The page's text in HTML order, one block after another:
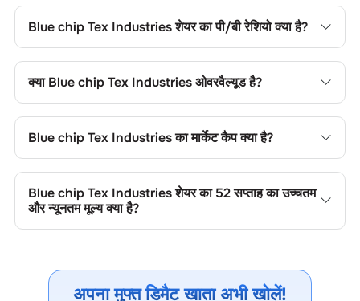
है। आप सापेक्ष मूल्यांकन के लिए इसकी तुलना सेक्टर के औसत से कर सकते
हैं।
Blue chip Tex Industriesशेयर का पी/बी रेशियो क्या है?
यह शेयर के मूल्य की तुलना उसकी बुक वैल्यू से करने में उपयोगी है।
क्याBlue chip Tex Industriesओवरवैल्यूड है?
है। यह शेयर के मूल्य की तुलना उसकी बुक वैल्यू से करने में उपयोगी है।
Blue chip Tex Industriesका मार्केट कैप क्या है?
आकार की श्रेणी और ट्रेडिंग लिक्विडिटी को दर्शाता है।
Blue chip Tex Industriesशेयर का 52 सप्ताह का उच्चतम
और न्यूनतम मूल्य क्या है?
संभावित सपोर्ट/रेजिस्टेंस और मूल्य गति को दर्शाते हैं।
अपना मुफ्त डिमैट खाता अभी खोलें!